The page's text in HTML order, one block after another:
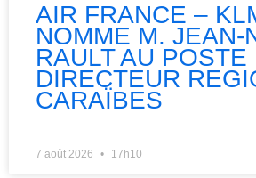
AIR FRANCE –
NOMME M. JEAN-
RAULT AU POSTE
DIRECTEUR
CARAÏBES
7 août 2026 17h10